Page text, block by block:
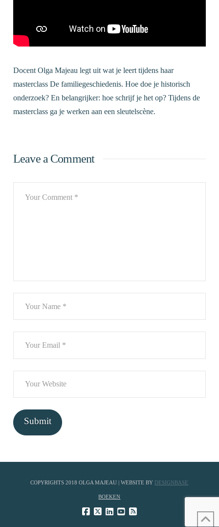
Docent Olga Majeau legt uit wat je leert tijdens haar
masterclass De familiegeschiedenis. Hoe doe je historisch
onderzoek? En belangrijker: hoe schrijf je het op? Tijdens de
masterclass ga je werken aan een sleutelscène.
Leave a Comment
COPYRIGHTS 2018 OLGA MAJEAU | WEBSITE BY DESIGNBASE
BOEKEN